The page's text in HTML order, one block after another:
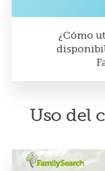
¿Cómo
Uso del